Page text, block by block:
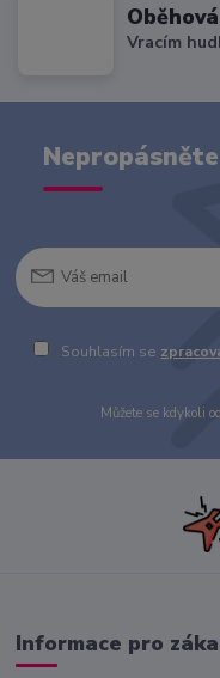
Vracím
Souhlasím se
Můžete se kdykoli
Informace pro